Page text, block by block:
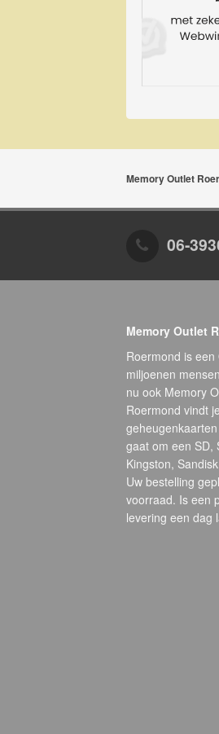
Memory Outlet
06-
Memory Outlet
Roermond is
miljoenen
nu ook Memory
Roermond vindt
gaat om een SD,
Kingston,
Uw bestelling
voorraad. Is een
levering een dag